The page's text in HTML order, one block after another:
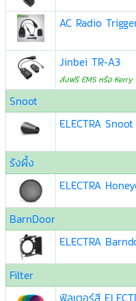
AC Radio
Jinbei TR-A3
ส่งฟรี EMS หรือ Kerry
Snoot
ELECTRA Snoot
รังผึ้ง
ELECTRA
BarnDoor
ELECTRA
Filter
ฟิลเตอร์สี